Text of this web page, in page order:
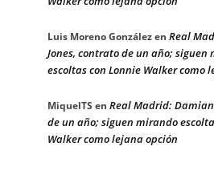
Luis Moreno Gonzálezen Real
Jones, contrato de un año; siguen
escoltas con Lonnie Walker como
MiquelTS en Real Madrid:
de un año; siguen mirando
Walker como lejana opción